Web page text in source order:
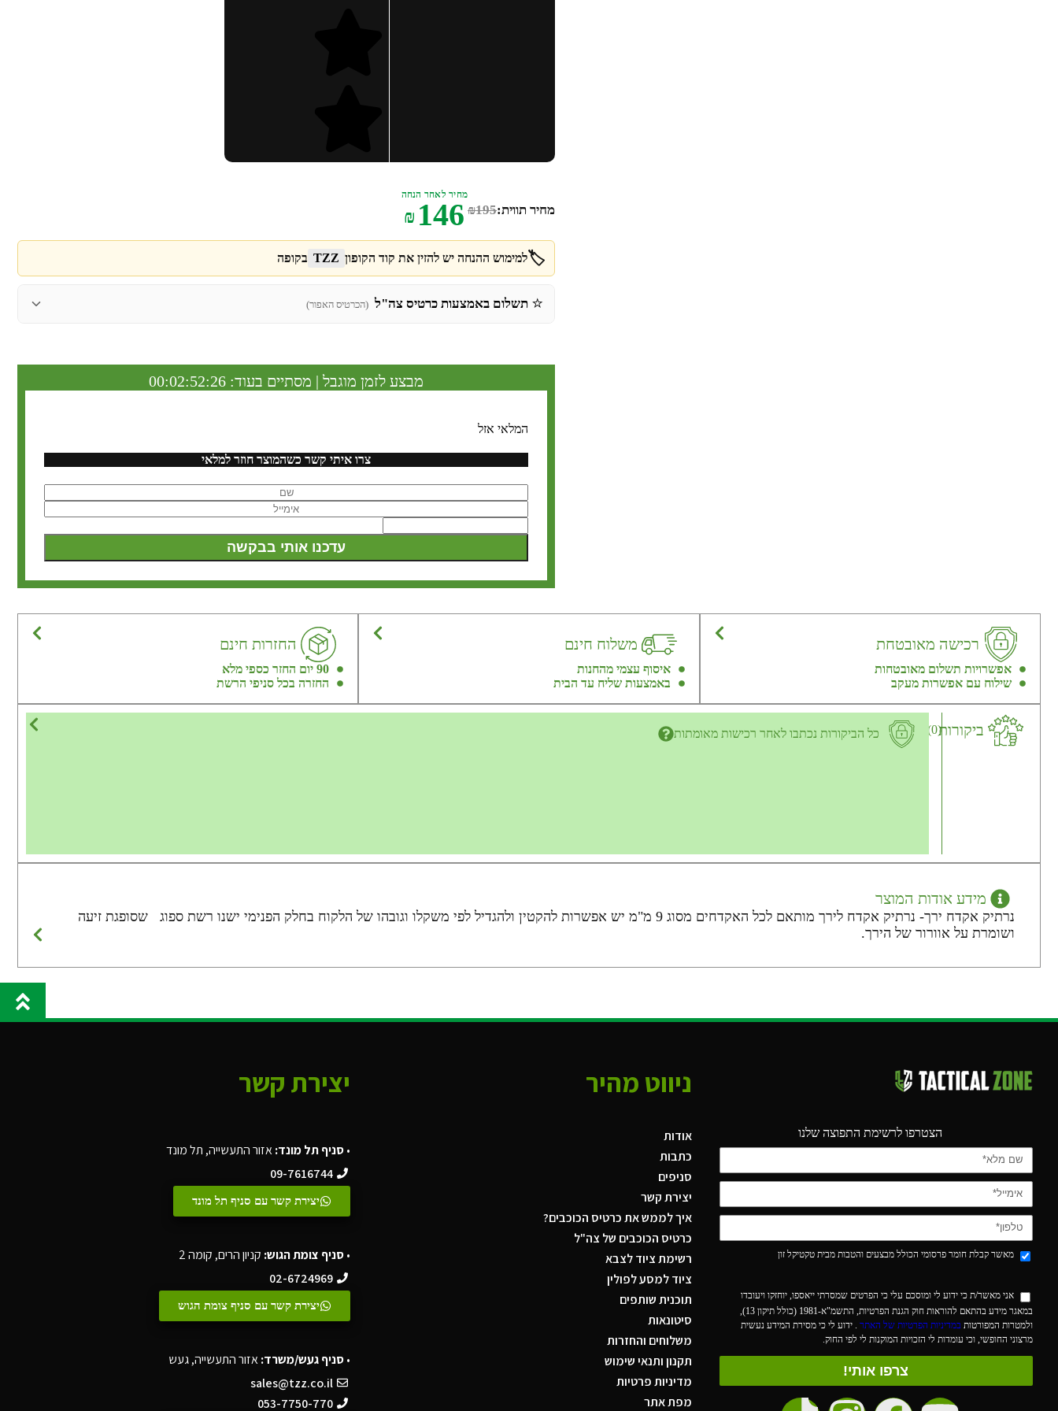
מחיר תווית: ₪195
מחיר לאחר הנחה
₪ 146
🏷️למימוש ההנחה יש להזין את קוד הקופון TZZ בקופה
⭐ תשלום באמצעות כרטיס צה"ל (הכרטיס האפור)
מבצע לזמן מוגבל | מסתיים בעוד: 00:02:52:25
המלאי אזל
צרו איתי קשר כשהמוצר חוזר למלאי
רכישה מאובטחת
אפשרויות תשלום מאובטחות
שילוח עם אפשרות מעקב
משלוח חינם
איסוף עצמי מהחנות
באמצעות שליח עד הבית
החזרות חינם
90 יום החזר כספי מלא
החזרה בכל סניפי הרשת
ביקורות(0) כל הביקורות נכתבו לאחר רכישות מאומתות
מידע אודות המוצר
נרתיק אקדח ירך- נרתיק אקדח לירך מותאם לכל האקדחים מסוג 9 מ"מ יש אפשרות להקטין ולהגדיל לפי משקלו וגובהו של הלקוח בחלק הפנימי ישנו רשת ספוג שסופגת זיעה
ושומרת על אוורור של הירך.
הצטרפו לרשימת התפוצה שלנו
מאשר קבלת חומר פרסומי הכולל מבצעים והטבות מבית טקטיקל זון
אני מאשר/ת כי ידוע לי ומוסכם עלי כי הפרטים שמסרתי ייאספו, יוחזקו ויעובדו
במאגר מידע בהתאם להוראות חוק הגנת הפרטיות, התשמ"א-1981 (כולל תיקון 13),
ולמטרות המפורטות במדיניות הפרטיות של האתר
. ידוע לי כי מסירת המידע נעשית
מרצוני החופשי, וכי עומדות לי הזכויות המוקנות לי לפי החוק.
צרפו אותי!
ניווט מהיר
אודות
כתבות
סניפים
יצירת קשר
איך לממש את כרטיס הכוכבים?
כרטיס הכוכבים של צה"ל
רשימת ציוד לצבא
ציוד למסע לפולין
תוכנית שותפים
סיטונאות
משלוחים והחזרות
תקנון ותנאי שימוש
מדיניות פרטיות
מפת אתר
יצירת קשר
•סניף תל מונד:אזור התעשייה, תל מונד
09-7616744
יצירת קשר עם סניף תל מונד
•סניף צומת הגוש: קניון הרים, קומה 2
02-6724969
יצירת קשר עם סניף צומת הגוש
•סניף געש/משרד:אזור התעשייה, געש
sales@tzz.co.il
053-7750-770